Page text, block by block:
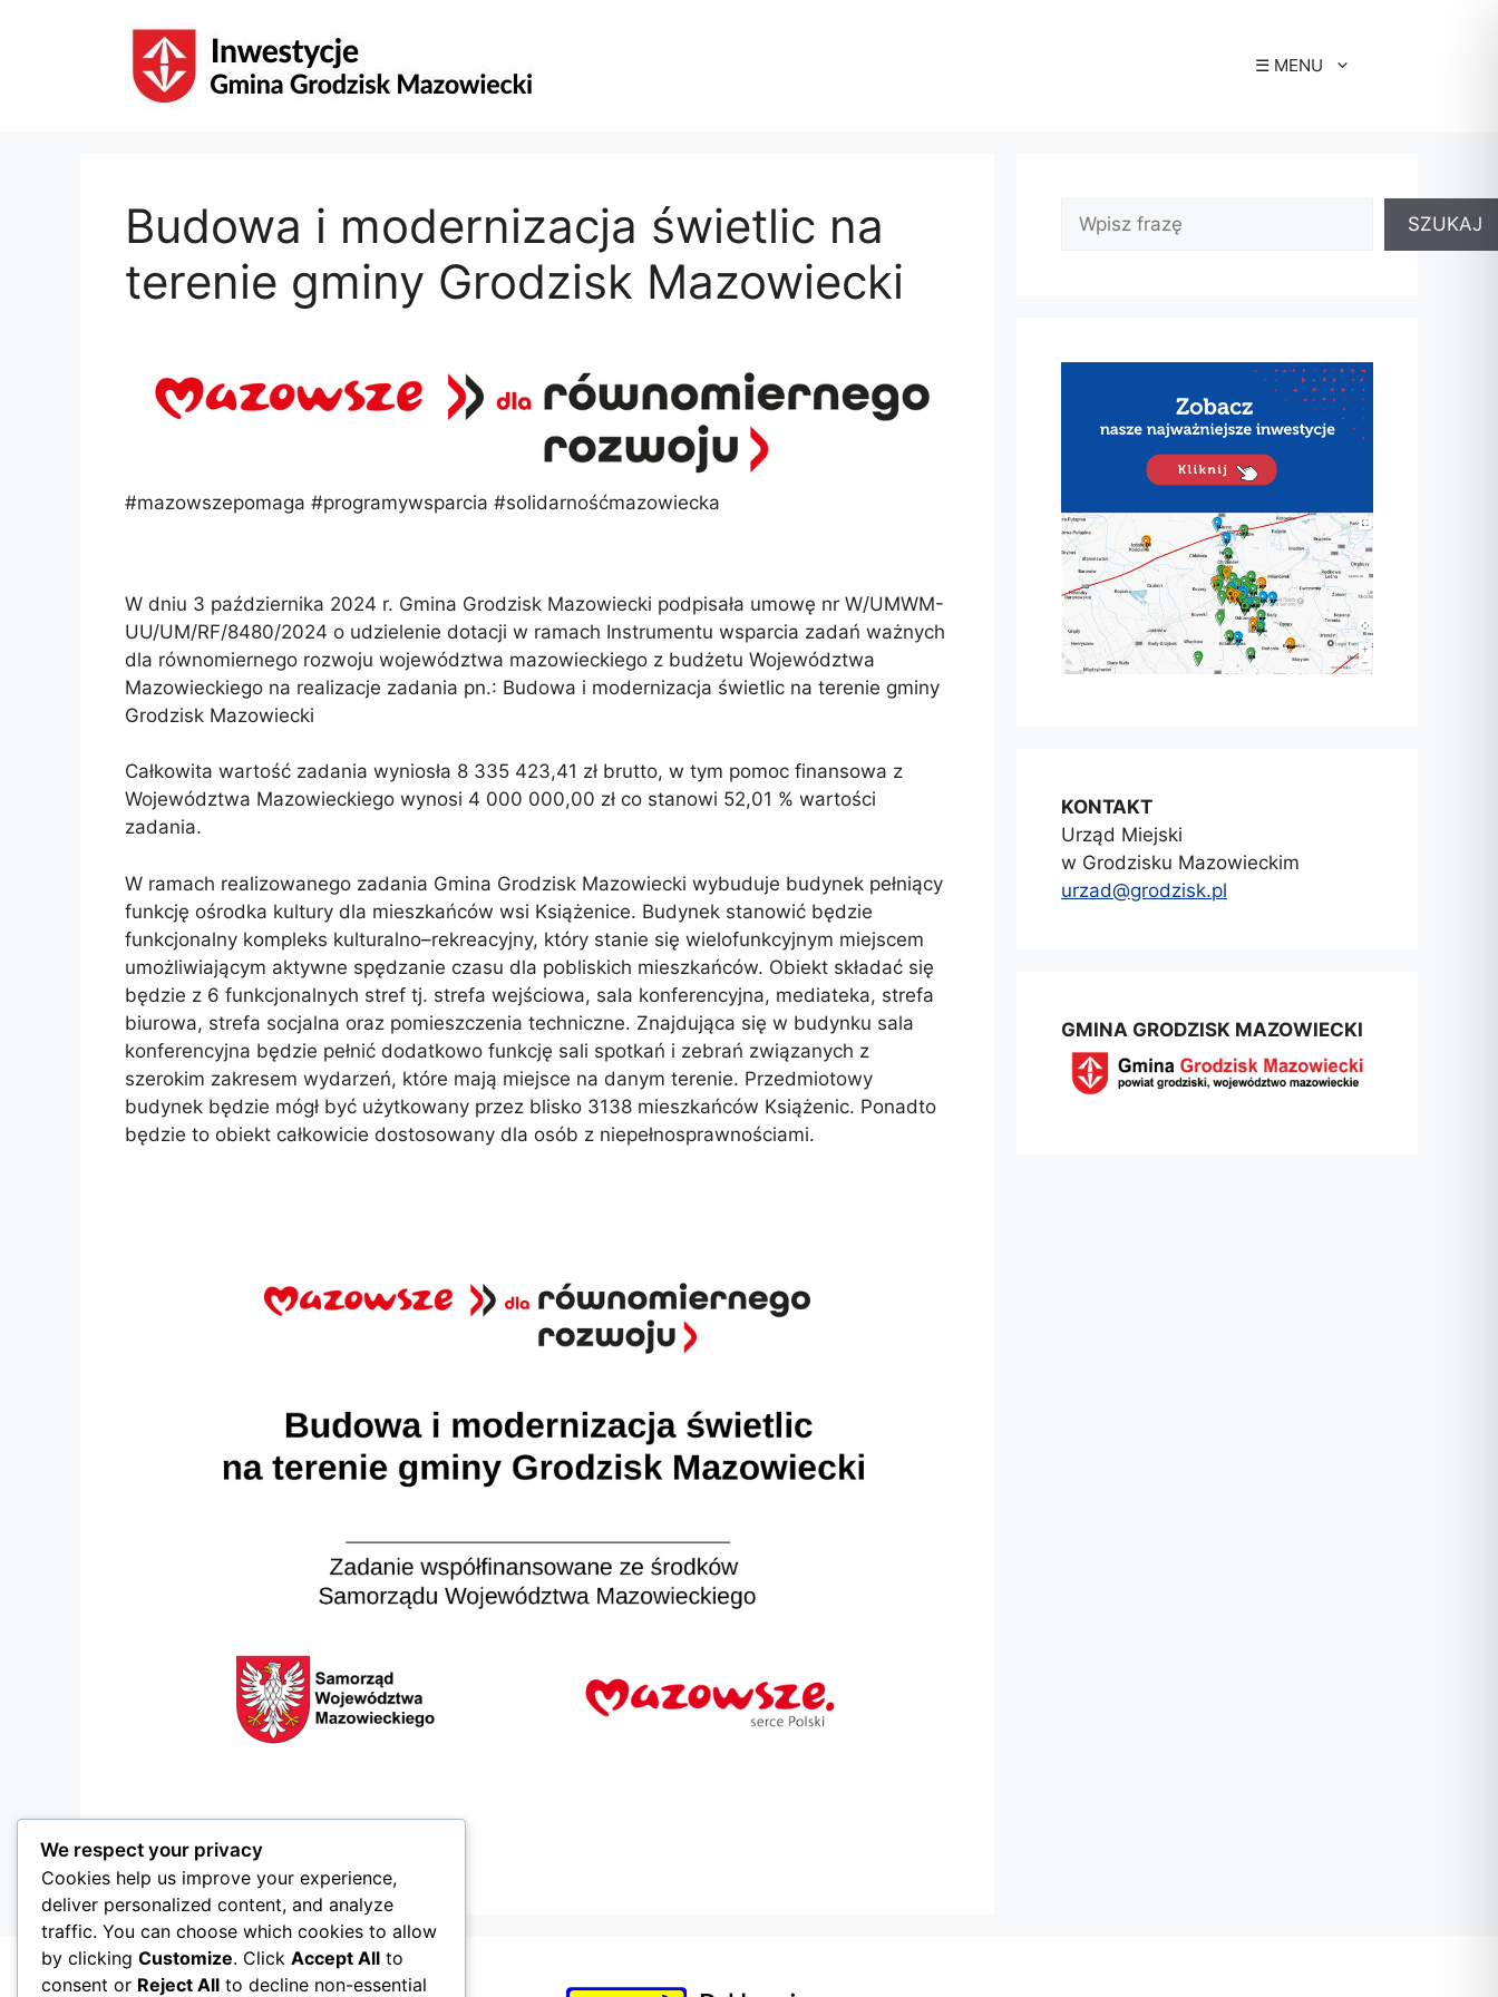
☰ MENU
Budowa i modernizacja świetlic na
terenie gminy Grodzisk Mazowiecki
#mazowszepomaga #programywsparcia #solidarnośćmazowiecka
W dniu 3 października 2024 r. Gmina Grodzisk Mazowiecki podpisała umowę nr W/UMWM-
UU/UM/RF/8480/2024 o udzielenie dotacji w ramach Instrumentu wsparcia zadań ważnych
dla równomiernego rozwoju województwa mazowieckiego z budżetu Województwa
Mazowieckiego na realizacje zadania pn.: Budowa i modernizacja świetlic na terenie gminy
Grodzisk Mazowiecki
Całkowita wartość zadania wyniosła 8 335 423,41 zł brutto, w tym pomoc finansowa z
Województwa Mazowieckiego wynosi 4 000 000,00 zł co stanowi 52,01 % wartości
zadania.
W ramach realizowanego zadania Gmina Grodzisk Mazowiecki wybuduje budynek pełniący
funkcję ośrodka kultury dla mieszkańców wsi Książenice. Budynek stanowić będzie
funkcjonalny kompleks kulturalno–rekreacyjny, który stanie się wielofunkcyjnym miejscem
umożliwiającym aktywne spędzanie czasu dla pobliskich mieszkańców. Obiekt składać się
będzie z 6 funkcjonalnych stref tj. strefa wejściowa, sala konferencyjna, mediateka, strefa
biurowa, strefa socjalna oraz pomieszczenia techniczne. Znajdująca się w budynku sala
konferencyjna będzie pełnić dodatkowo funkcję sali spotkań i zebrań związanych z
szerokim zakresem wydarzeń, które mają miejsce na danym terenie. Przedmiotowy
budynek będzie mógł być użytkowany przez blisko 3138 mieszkańców Książenic. Ponadto
będzie to obiekt całkowicie dostosowany dla osób z niepełnosprawnościami.
SZUKAJ
KONTAKT
Urząd Miejski
w Grodzisku Mazowieckim
urzad@grodzisk.pl
GMINA GRODZISK MAZOWIECKI
We respect your privacy
Cookies help us improve your experience,
deliver personalized content, and analyze
traffic. You can choose which cookies to allow
by clicking Customize. Click Accept All to
consent or Reject All to decline non-essential